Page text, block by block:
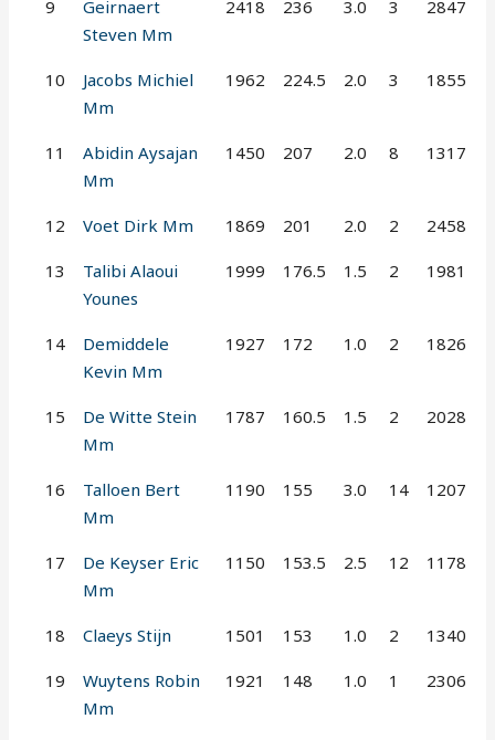
9
Geirnaert
Steven Mm
2418 236 3.0 3 2847
10
Jacobs Michiel
Mm
1962 224.5 2.0 3 1855
11
Abidin Aysajan
Mm
1450 207 2.0 8 1317
12 Voet Dirk Mm 1869 201 2.0 2 2458
13
Talibi Alaoui
Younes
1999 176.5 1.5 2 1981
14
Demiddele
Kevin Mm
1927 172 1.0 2 1826
15
De Witte Stein
Mm
1787 160.5 1.5 2 2028
16
Talloen Bert
Mm
1190 155 3.0 14 1207
17
De Keyser Eric
Mm
1150 153.5 2.5 12 1178
18 Claeys Stijn 1501 153 1.0 2 1340
19
Wuytens Robin
Mm
1921 148 1.0 1 2306